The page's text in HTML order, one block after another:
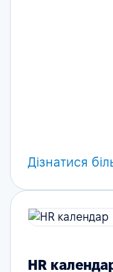
Дізнатися
HR